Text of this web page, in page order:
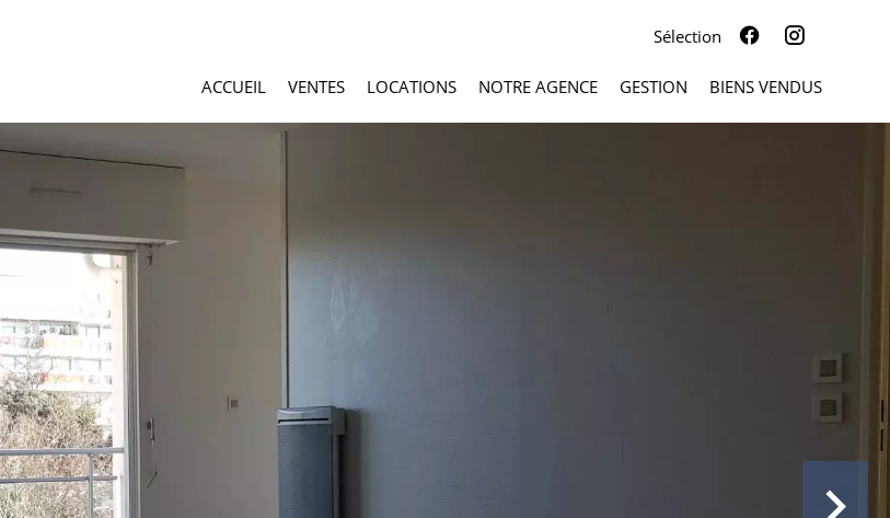
Sélection
ACCUEIL VENTES LOCATIONS NOTRE AGENCE GESTION BIENS VENDUS